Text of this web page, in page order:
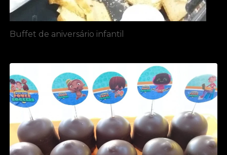
Buffet de aniversário infantil